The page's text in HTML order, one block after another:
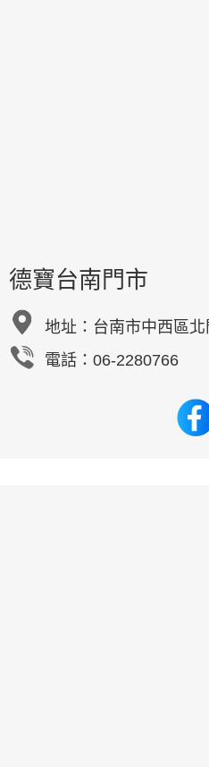
德寶台南門市
地址： 台南市中西區
電話：06-2280766